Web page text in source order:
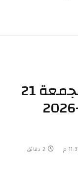
عروض نستو الدمام الجمعة 21
ذو القعدة 1447 | 8-5-2026
2 دقائق